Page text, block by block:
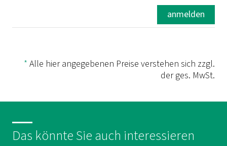
anmelden
* Alle hier angegebenen Preise verstehen sich zzgl.
der ges. MwSt.
Das könnte Sie auch interessieren